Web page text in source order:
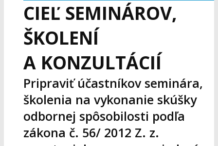
CIEĽ SEMINÁROV,
ŠKOLENÍ
A KONZULTÁCIÍ
Pripraviť účastníkov seminára,
školenia na vykonanie skúšky
odbornej spôsobilosti podľa
zákona č. 56/ 2012 Z. z.